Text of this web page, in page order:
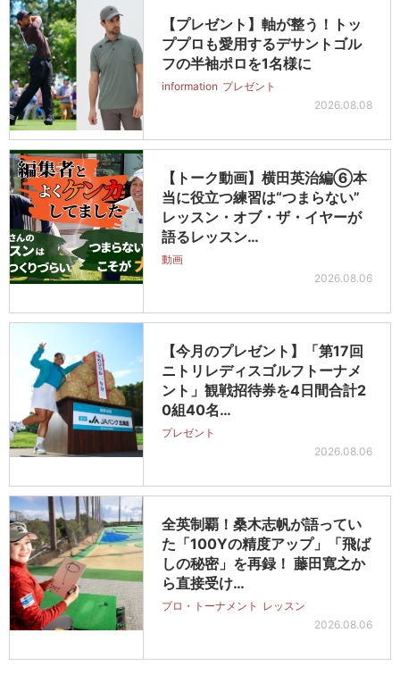
【プレゼント】軸が整う！トッ
ププロも愛用するデサントゴル
フの半袖ポロを1名様に
information プレゼント
2026.08.08
【トーク動画】横田英治編⑥本
当に役立つ練習は“つまらない”
レッスン・オブ・ザ・イヤーが
語るレッスン…
動画
2026.08.06
【今月のプレゼント】「第17回
ニトリレディスゴルフトーナメ
ント」観戦招待券を4日間合計2
0組40名…
プレゼント
2026.08.06
全英制覇！桑木志帆が語ってい
た「100Yの精度アップ」「飛ば
しの秘密」を再録！ 藤田寛之か
ら直接受け…
プロ・トーナメント レッスン
2026.08.06